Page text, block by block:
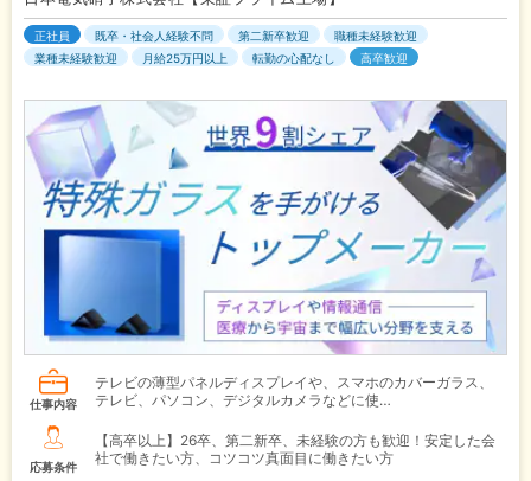
正社員 既卒・社会人経験不問 第二新卒歓迎
職種未経験歓迎
業種未経験歓迎
月給25万円以上 転勤の心配なし 高卒歓迎
仕事内容
テレビの薄型パネルディスプレイや、スマホのカバーガラス、
テレビ、パソコン、デジタルカメラなどに使…
応募条件
【高卒以上】26卒、第二新卒、未経験の方も歓迎！安定した会
社で働きたい方、コツコツ真面目に働きたい方